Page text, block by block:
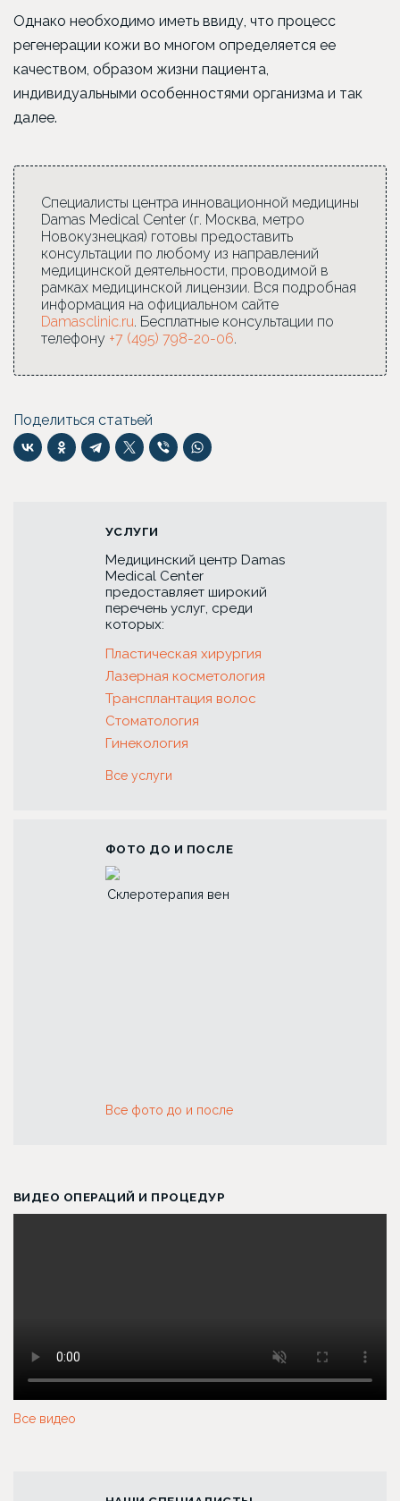
Однако необходимо иметь ввиду, что процесс
регенерации кожи во многом определяется ее
качеством, образом жизни пациента,
индивидуальными особенностями организма и так
далее.
Специалисты центра инновационной медицины
Damas Medical Center (г. Москва, метро
Новокузнецкая) готовы предоставить
консультации по любому из направлений
медицинской деятельности, проводимой в
рамках медицинской лицензии. Вся подробная
информация на официальном сайте
Damasclinic.ru. Бесплатные консультации по
телефону +7 (495) 798-20-06.
Поделиться статьей
УСЛУГИ
Медицинский центр Damas
Medical Center
предоставляет широкий
перечень услуг, среди
которых:
Пластическая хирургия
Лазерная косметология
Трансплантация волос
Стоматология
Гинекология
Все услуги
ФОТО ДО И ПОСЛЕ
Склеротерапия вен
Все фото до и после
ВИДЕО ОПЕРАЦИЙ И ПРОЦЕДУР
Все видео